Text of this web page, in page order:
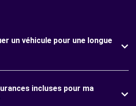
un véhicule pour une longue
incluses pour ma